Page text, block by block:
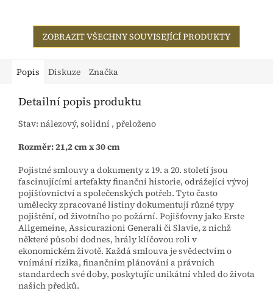
dříve Isac...
ZOBRAZIT VŠECHNY SOUVISEJÍCÍ PRODUKTY
Popis Diskuze Značka
Detailní popis produktu
Stav: nálezový, solidní , přeloženo
Rozměr: 21,2 cm x 30 cm
Pojistné smlouvy a dokumenty z 19. a 20. století jsou
fascinujícími artefakty finanční historie, odrážející vývoj
pojišťovnictví a společenských potřeb. Tyto často
umělecky zpracované listiny dokumentují různé typy
pojištění, od životního po požární. Pojišťovny jako Erste
Allgemeine, Assicurazioni Generali či Slavie, z nichž
některé působí dodnes, hrály klíčovou roli v
ekonomickém životě. Každá smlouva je svědectvím o
vnímání rizika, finančním plánování a právních
standardech své doby, poskytujíc unikátní vhled do života
našich předků.